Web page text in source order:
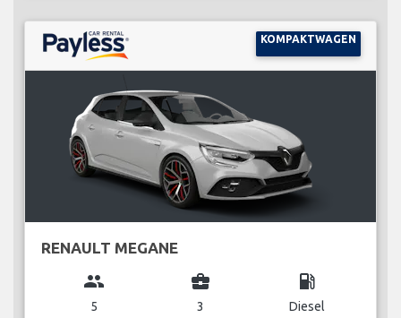
KOMPAKTWAGEN
RENAULT MEGANE
group
5
business_center
3
local_gas_station
Diesel